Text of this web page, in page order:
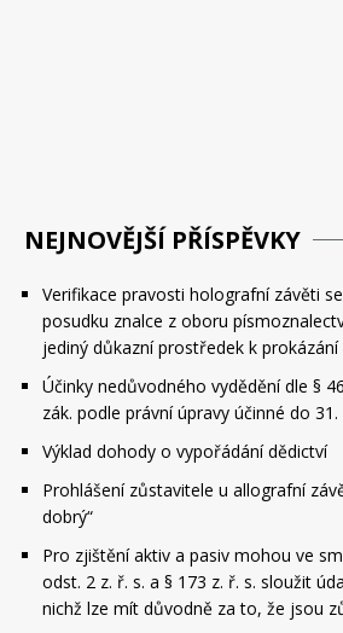
NEJNOVĚJŠÍ PŘÍSPĚVKY
Verifikace pravosti holografní závěti
posudku znalce z oboru
jediný důkazní prostředek k
Účinky nedůvodného vydědění dle §
zák. podle právní úpravy účinné do 31.
Výklad dohody o vypořádání dědictví
Prohlášení zůstavitele u allografní
dobrý“
Pro zjištění aktiv a pasiv mohou ve
odst. 2 z. ř. s. a § 173 z. ř. s. sloužit
nichž lze mít důvodně za to, že jsou